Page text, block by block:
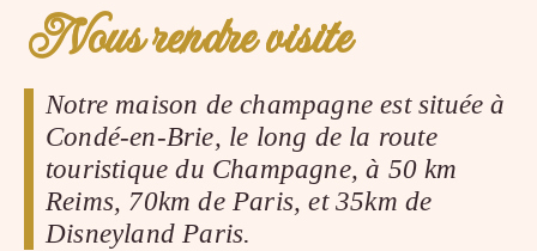
Nous rendre visite
Notre maison de champagne est située à
Condé-en-Brie, le long de la route
touristique du Champagne, à 50 km
Reims, 70km de Paris, et 35km de
Disneyland Paris.